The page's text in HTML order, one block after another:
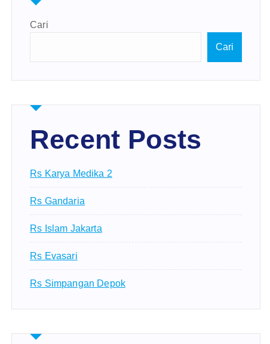
Cari
Cari
Recent Posts
Rs Karya Medika 2
Rs Gandaria
Rs Islam Jakarta
Rs Evasari
Rs Simpangan Depok